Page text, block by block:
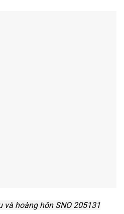
và hoàng hôn SNO 205131